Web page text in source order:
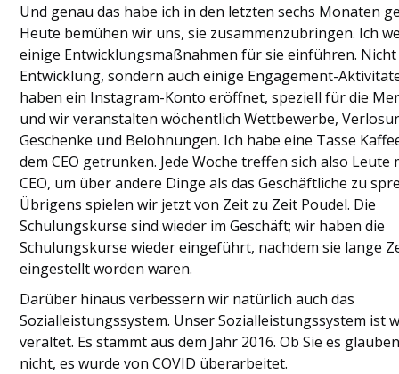
Und genau das habe ich in den letzten sechs Monaten
Heute bemühen wir uns, sie zusammenzubringen. Ich
einige Entwicklungsmaßnahmen für sie einführen.
Entwicklung, sondern auch einige Engagement-
haben ein Instagram-Konto eröffnet, speziell für die
und wir veranstalten wöchentlich Wettbewerbe,
Geschenke und Belohnungen. Ich habe eine Tasse
dem CEO getrunken. Jede Woche treffen sich also Leute
CEO, um über andere Dinge als das Geschäftliche zu
Übrigens spielen wir jetzt von Zeit zu Zeit Poudel. Die
Schulungskurse sind wieder im Geschäft; wir haben die
Schulungskurse wieder eingeführt, nachdem sie lange
eingestellt worden waren.
Darüber hinaus verbessern wir natürlich auch das
Sozialleistungssystem. Unser Sozialleistungssystem ist
veraltet. Es stammt aus dem Jahr 2016. Ob Sie es
nicht, es wurde von COVID überarbeitet.